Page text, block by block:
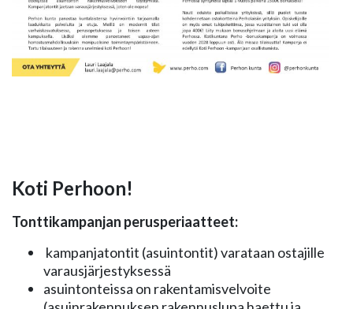
Koti Perhoon!
Tonttikampanjan perusperiaatteet:
kampanjatontit (asuintontit) varataan ostajille
varausjärjestyksessä
asuintonteissa on rakentamisvelvoite